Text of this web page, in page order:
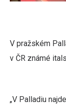
V pražském
v ČR známé
„V Palladiu